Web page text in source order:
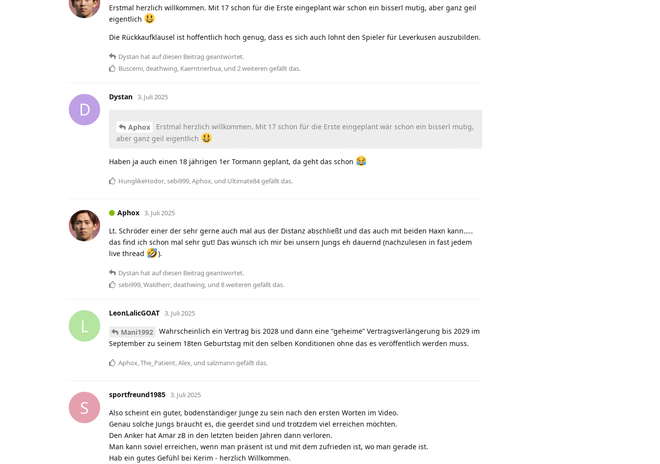
Erstmal herzlich willkommen. Mit 17 schon für die Erste eingeplant wär schon ein bisserl mutig, aber ganz geil
eigentlich
Die Rückkaufklausel ist hoffentlich hoch genug, dass es sich auch lohnt den Spieler für Leverkusen auszubilden.
Dystan hatauf diesen Beitrag geantwortet.
Buscemi deathwing Kaerntnerbua , und 2weiteren gefällt das.
D
Dystan 3. Juli 2025
Aphox
Erstmal herzlich willkommen. Mit 17 schon für die Erste eingeplant wär schon ein bisserl mutig,
aber ganz geil eigentlich
Haben ja auch einen 18 jährigen 1er Tormann geplant, da geht das schon
HunglikeHodor,sebi999,Aphox, und Ultimate84gefällt das.
Aphox 3. Juli 2025
Lt. Schröder einer der sehr gerne auch mal aus der Distanz abschließt und das auch mit beiden Haxn kann…..
das find ich schon mal sehr gut! Das wünsch ich mir bei unsern Jungs eh dauernd (nachzulesen in fast jedem
live thread
).
Dystan hatauf diesen Beitrag geantwortet.
sebi999,Waldherr,deathwing, und 8weiteren gefällt das.
L
LeonLalicGOAT 3. Juli 2025
Mani1992
Wahrscheinlich ein Vertrag bis 2028 und dann eine “geheime” Vertragsverlängerung bis 2029 im
September zu seinem 18ten Geburtstag mit den selben Konditionen ohne das es veröffentlich werden muss.
Aphox,The_Patient,Alex, und salzmann gefällt das.
S
sportfreund1985 3. Juli 2025
Also scheint ein guter, bodenständiger Junge zu sein nach den ersten Worten im Video.
Genau solche Jungs braucht es, die geerdet sind und trotzdem viel erreichen möchten.
Den Anker hat Amar zB in den letzten beiden Jahren dann verloren.
Man kann soviel erreichen, wenn man präsent ist und mit dem zufrieden ist, wo man gerade ist.
Hab ein gutes Gefühl bei Kerim - herzlich Willkommen.